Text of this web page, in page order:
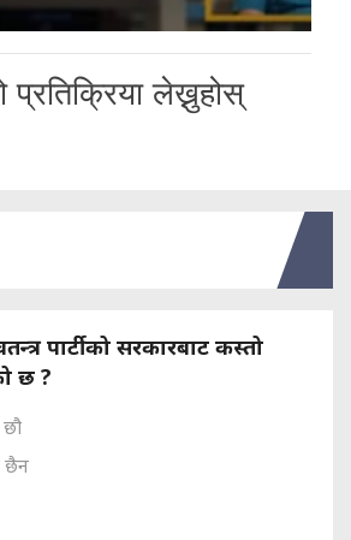
प्रतिक्रिया लेख्नुहोस्
पार्टीको सरकारबाट कस्तो
छ ?
छैन